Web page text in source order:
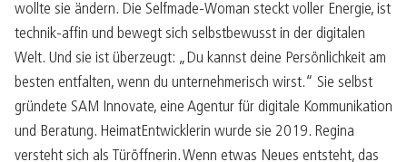
wollte sie ändern. Die Selfmade-Woman steckt voller Energie, ist
technik-affin und bewegt sich selbstbewusst in der digitalen
Welt. Und sie ist überzeugt: „Du kannst deine Persönlichkeit am
besten entfalten, wenn du unternehmerisch wirst.“ Sie selbst
gründete SAM Innovate, eine Agentur für digitale Kommunikation
und Beratung. HeimatEntwicklerin wurde sie 2019. Regina
versteht sich als Türöffnerin. Wenn etwas Neues entsteht, das